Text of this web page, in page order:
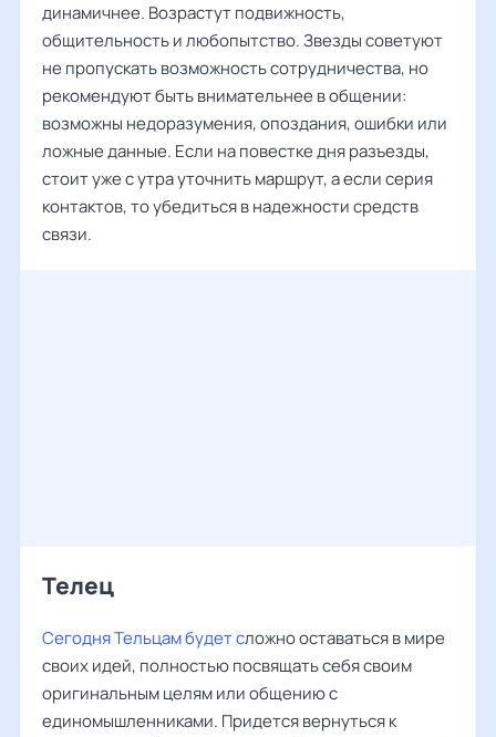
динамичнее. Возрастут подвижность,
общительность и любопытство. Звезды советуют
не пропускать возможность сотрудничества, но
рекомендуют быть внимательнее в общении:
возможны недоразумения, опоздания, ошибки или
ложные данные. Если на повестке дня разъезды,
стоит уже с утра уточнить маршрут, а если серия
контактов, то убедиться в надежности средств
связи.
Телец
Сегодня Тельцамбудет сложно оставаться в мире
своих идей, полностью посвящать себя своим
оригинальным целям или общению с
единомышленниками. Придется вернуться к